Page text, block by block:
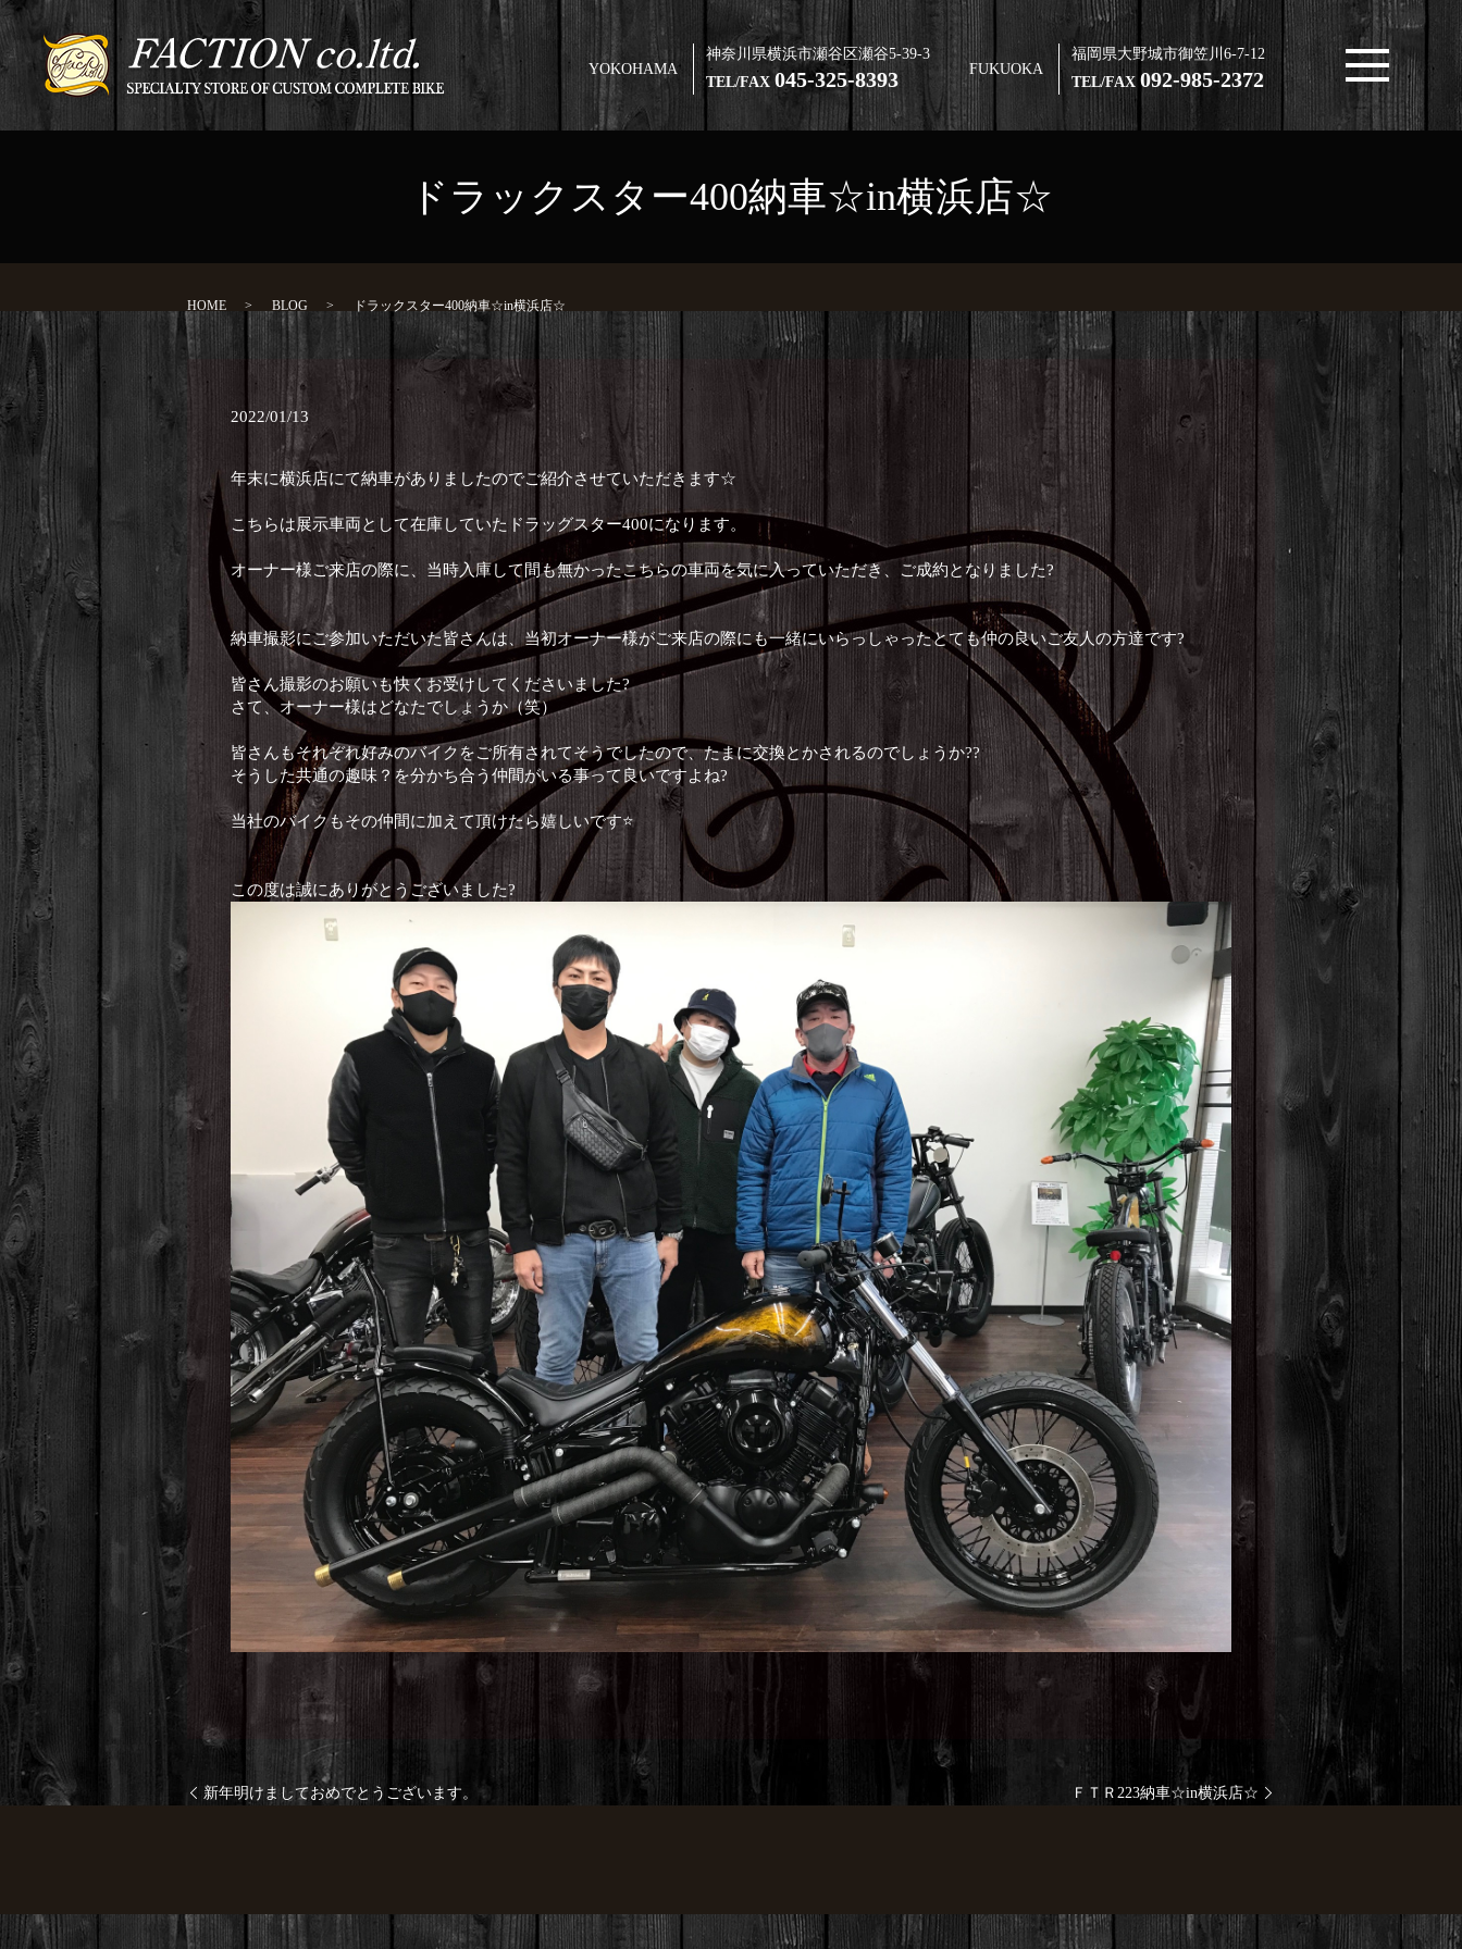
YOKOHAMA
神奈川県横浜市瀬谷区瀬谷5-39-3
TEL/FAX045-325-8393 FUKUOKA
福岡県大野城市御笠川6-7-12
TEL/FAX 092-985-2372
ドラックスター400納車☆in横浜店☆
HOME BLOG ドラックスター400納車☆in横浜店☆
2022/01/13
年末に横浜店にて納車がありましたのでご紹介させていただきます☆
こちらは展示車両として在庫していたドラッグスター400になります。
オーナー様ご来店の際に、当時入庫して間も無かったこちらの車両を気に入っていただき、ご成約となりました?
納車撮影にご参加いただいた皆さんは、当初オーナー様がご来店の際にも一緒にいらっしゃったとても仲の良いご友人の方達です?
皆さん撮影のお願いも快くお受けしてくださいました?
さて、オーナー様はどなたでしょうか（笑）
皆さんもそれぞれ好みのバイクをご所有されてそうでしたので、たまに交換とかされるのでしょうか??
そうした共通の趣味？を分かち合う仲間がいる事って良いですよね?
当社のバイクもその仲間に加えて頂けたら嬉しいです⭐️
この度は誠にありがとうございました?
新年明けましておめでとうございます。 ＦＴＲ223納車☆in横浜店☆